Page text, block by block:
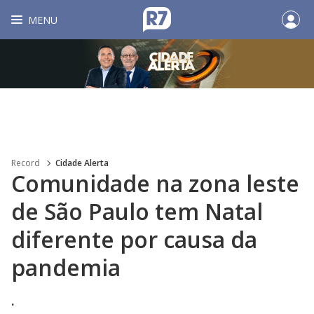
MENU
Record Cidade Alerta
Comunidade na zona leste
de São Paulo tem Natal
diferente por causa da
pandemia
.